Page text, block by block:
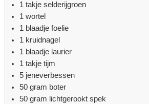
1 takje selderijgroen
1 wortel
1 blaadje foelie
1 kruidnagel
1 blaadje laurier
1 takje tijm
5 jeneverbessen
50 gram boter
50 gram lichtgerookt spek